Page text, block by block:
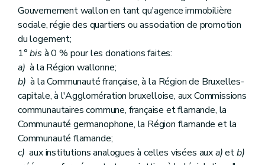
Gouvernement wallon en tant qu'agence immobilière
sociale, régie des quartiers ou association de promotion
du logement;
1°bis à 0 % pour les donations faites:
a) à la Région wallonne;
b) à la Communauté française, à la Région de Bruxelles-
capitale, à l'Agglomération bruxelloise, aux Commissions
communautaires commune, française et flamande, la
Communauté germanophone, la Région flamande et la
Communauté flamande;
c) aux institutions analogues à celles visées auxa)etb)